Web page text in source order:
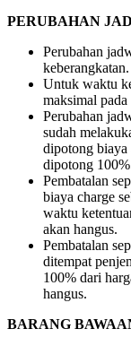
PERUBAHAN
Perubahan
keberangkatan.
Untuk waktu
maksimal
Perubahan
sudah
dipotong biaya
dipotong
Pembatalan
biaya charge
waktu
akan hangus.
Pembatalan
ditempat
100% dari
hangus.
BARANG